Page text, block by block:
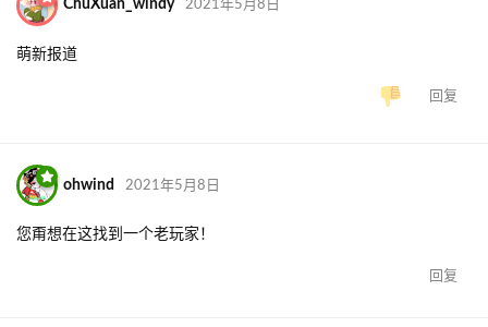
ChuXuan_windy 2021年5月8日
萌新报道
回复
ohwind 2021年5月8日
您甭想在这找到一个老玩家！
回复